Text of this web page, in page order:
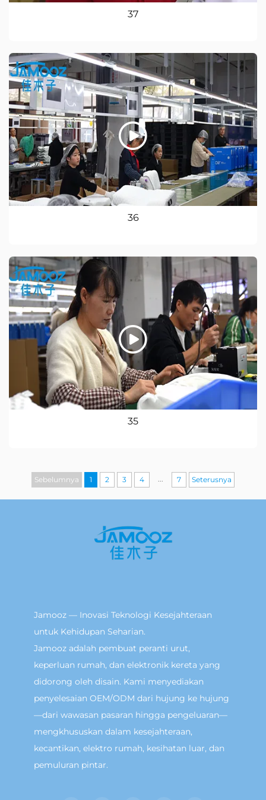
37
36
35
Sebelumnya 1 2 3 4 7 Seterusnya
Jamooz — Inovasi Teknologi Kesejahteraan
untuk Kehidupan Seharian.
Jamooz adalah pembuat peranti urut,
keperluan rumah, dan elektronik kereta yang
didorong oleh disain. Kami menyediakan
penyelesaian OEM/ODM dari hujung ke hujung
—dari wawasan pasaran hingga pengeluaran—
mengkhususkan dalam kesejahteraan,
kecantikan, elektro rumah, kesihatan luar, dan
pemuluran pintar.